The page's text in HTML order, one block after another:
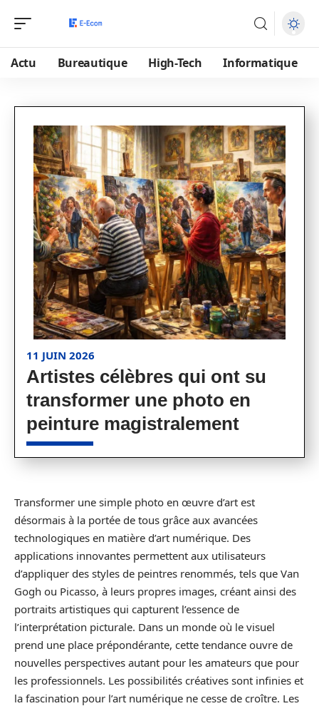
Actu Bureautique High-Tech Informatique
11 JUIN 2026
Artistes célèbres qui ont su
transformer une photo en
peinture magistralement
Transformer une simple photo en œuvre d’art est
désormais à la portée de tous grâce aux avancées
technologiques en matière d’art numérique. Des
applications innovantes permettent aux utilisateurs
d’appliquer des styles de peintres renommés, tels que Van
Gogh ou Picasso, à leurs propres images, créant ainsi des
portraits artistiques qui capturent l’essence de
l’interprétation picturale. Dans un monde où le visuel
prend une place prépondérante, cette tendance ouvre de
nouvelles perspectives autant pour les amateurs que pour
les professionnels. Les possibilités créatives sont infinies et
la fascination pour l’art numérique ne cesse de croître. Les